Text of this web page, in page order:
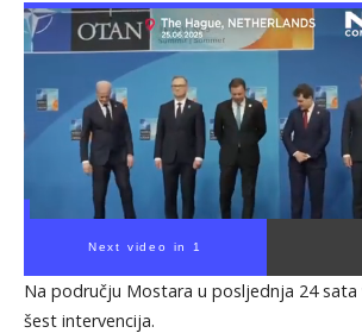
Next video in 1
Na području Mostara u posljednja 24 sata
šest intervencija.